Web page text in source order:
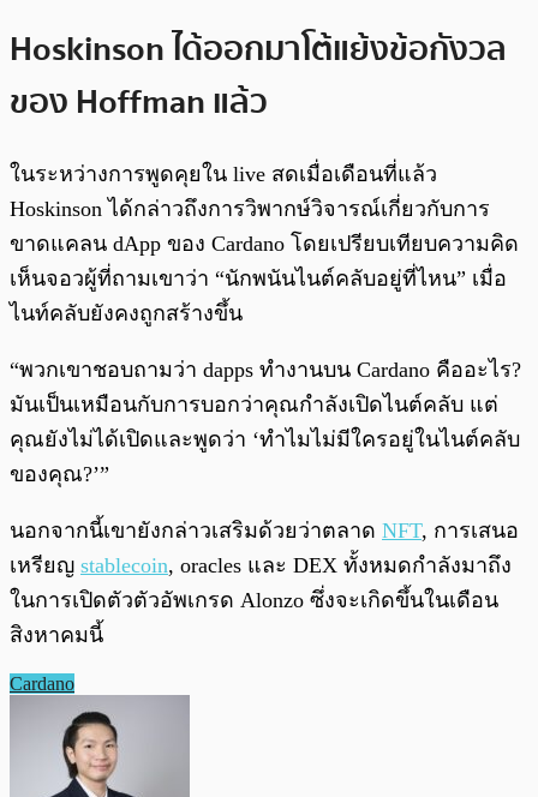
Hoskinson ได้ออกมาโต้แย้งข้อกังวล
ของ Hoffman แล้ว
ในระหว่างการพูดคุยใน live สดเมื่อเดือนที่แล้ว
Hoskinson ได้กล่าวถึงการวิพากษ์วิจารณ์เกี่ยวกับการ
ขาดแคลน dApp ของ Cardano โดยเปรียบเทียบความคิด
เห็นจอวผู้ที่ถามเขาว่า “นักพนันไนต์คลับอยู่ที่ไหน” เมื่อ
ไนท์คลับยังคงถูกสร้างขึ้น
“พวกเขาชอบถามว่า dapps ทำงานบน Cardano คืออะไร?
มันเป็นเหมือนกับการบอกว่าคุณกำลังเปิดไนต์คลับ แต่
คุณยังไม่ได้เปิดและพูดว่า ‘ทำไมไม่มีใครอยู่ในไนต์คลับ
ของคุณ?’”
นอกจากนี้เขายังกล่าวเสริมด้วยว่าตลาด NFT, การเสนอ
เหรียญ stablecoin, oracles และ DEX ทั้งหมดกำลังมาถึง
ในการเปิดตัวตัวอัพเกรด Alonzo ซึ่งจะเกิดขึ้นในเดือน
สิงหาคมนี้
Cardano